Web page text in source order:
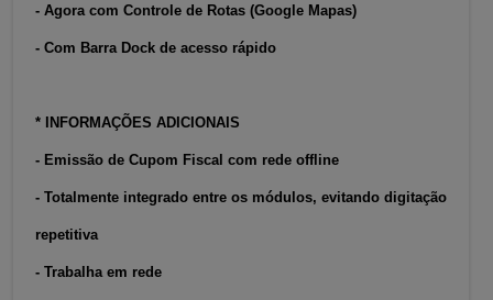
- Agora com Controle de Rotas (Google Mapas)
- Com Barra Dock de acesso rápido
* INFORMAÇÕES ADICIONAIS
- Emissão de Cupom Fiscal com rede offline
- Totalmente integrado entre os módulos, evitando digitação
repetitiva
- Trabalha em rede